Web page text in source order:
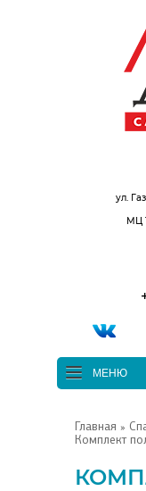
ул.
МЦ
МЕНЮ
Главная »
Комплект